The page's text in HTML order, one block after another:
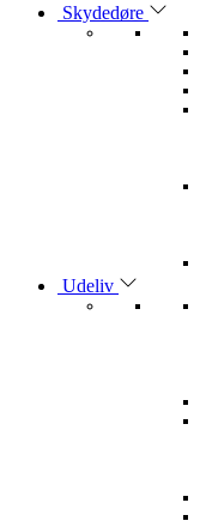
Skydedøre
Udeliv